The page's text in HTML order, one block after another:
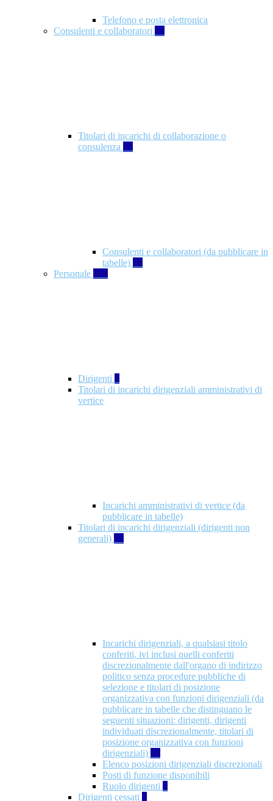
Telefono e posta elettronica
Consulenti e collaboratori 57
Titolari di incarichi di collaborazione o
consulenza 57
Consulenti e collaboratori (da pubblicare in
tabelle) 49
Personale 660
Dirigenti 1
Titolari di incarichi dirigenziali amministrativi di
vertice
Incarichi amministrativi di vertice (da
pubblicare in tabelle)
Titolari di incarichi dirigenziali (dirigenti non
generali) 17
Incarichi dirigenziali, a qualsiasi titolo
conferiti, ivi inclusi quelli conferiti
discrezionalmente dall'organo di indirizzo
politico senza procedure pubbliche di
selezione e titolari di posizione
organizzativa con funzioni dirigenziali (da
pubblicare in tabelle che distinguano le
seguenti situazioni: dirigenti, dirigenti
individuati discrezionalmente, titolari di
posizione organizzativa con funzioni
dirigenziali) 10
Elenco posizioni dirigenziali discrezionali
Posti di funzione disponibili
Ruolo dirigenti 7
Dirigenti cessati 1